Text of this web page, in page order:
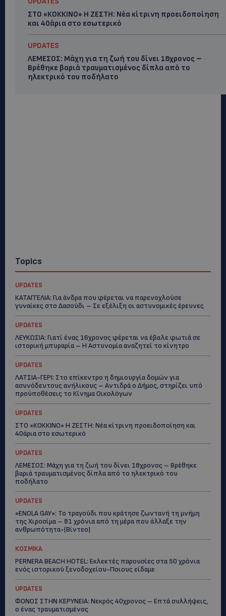
ΣΤΟ «ΚΟΚΚΙΝΟ» Η ΖΕΣΤΗ: Νέα κίτρινη προειδοποίηση
και 40άρια στο εσωτερικό
UPDATES
ΛΕΜΕΣΟΣ: Μάχη για τη ζωή του δίνει 18χρονος –
Βρέθηκε βαριά τραυματισμένος δίπλα από το
ηλεκτρικό του ποδήλατο
Topics
UPDATES
ΚΑΤΑΓΓΕΛΙΑ: Για άνδρα που φέρεται να παρενοχλούσε
γυναίκες στο Δασούδι – Σε εξέλιξη οι αστυνομικές έρευνες
UPDATES
ΛΕΥΚΩΣΙΑ: Γιατί ένας 16χρονος φέρεται να έβαλε φωτιά σε
ιστορική μπυραρία – Η Αστυνομία αναζητεί το κίνητρο
UPDATES
ΛΑΤΣΙΑ-ΓΕΡΙ: Στο επίκεντρο η δημιουργία δομών για
ασυνόδευτους ανήλικους – Αντιδρά ο Δήμος, στηρίζει υπό
προϋποθέσεις το Κίνημα Οικολόγων
UPDATES
ΣΤΟ «ΚΟΚΚΙΝΟ» Η ΖΕΣΤΗ: Νέα κίτρινη προειδοποίηση και
40άρια στο εσωτερικό
UPDATES
ΛΕΜΕΣΟΣ: Μάχη για τη ζωή του δίνει 18χρονος – Βρέθηκε
βαριά τραυματισμένος δίπλα από το ηλεκτρικό του
ποδήλατο
UPDATES
«ENOLA GAY»: Το τραγούδι που κράτησε ζωντανή τη μνήμη
της Χιροσίμα – 81 χρόνια από τη μέρα που άλλαξε την
ανθρωπότητα-(Bίντεο)
ΚΟΣΜΙΚΑ
PERNERA BEACH HOTEL: Εκλεκτές παρουσίες στα 50 χρόνια
ενός ιστορικού ξενοδοχείου-Ποιους είδαμε
UPDATES
ΦΟΝΟΣ ΣΤΗΝ ΚΕΡΥΝΕΙΑ: Νεκρός 40χρονος – Επτά συλλήψεις,
ο ένας τραυματισμένος